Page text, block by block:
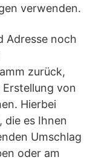
verwenden.
Adresse noch
zurück,
von
Hierbei
die es Ihnen
Umschlag
oder am